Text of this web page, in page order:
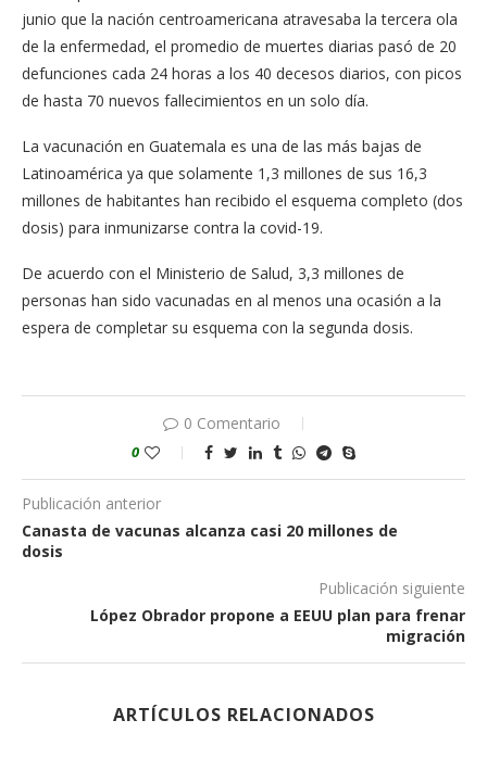
junio que la nación centroamericana atravesaba la tercera ola
de la enfermedad, el promedio de muertes diarias pasó de 20
defunciones cada 24 horas a los 40 decesos diarios, con picos
de hasta 70 nuevos fallecimientos en un solo día.
La vacunación en Guatemala es una de las más bajas de
Latinoamérica ya que solamente 1,3 millones de sus 16,3
millones de habitantes han recibido el esquema completo (dos
dosis) para inmunizarse contra la covid-19.
De acuerdo con el Ministerio de Salud, 3,3 millones de
personas han sido vacunadas en al menos una ocasión a la
espera de completar su esquema con la segunda dosis.
0 Comentario
0
Publicación anterior
Canasta de vacunas alcanza casi 20 millones de
dosis
Publicación siguiente
López Obrador propone a EEUU plan para frenar
migración
ARTÍCULOS RELACIONADOS